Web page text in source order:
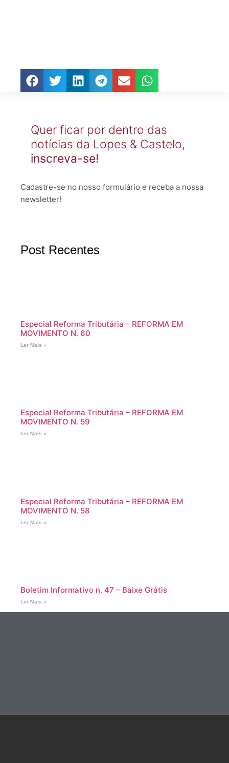
Quer ficar por dentro das
notícias da Lopes & Castelo,
inscreva-se!
Cadastre-se no nosso formulário e receba a nossa
newsletter!
Post Recentes
Especial Reforma Tributária – REFORMA EM
MOVIMENTO N. 60
Ler Mais »
Especial Reforma Tributária – REFORMA EM
MOVIMENTO N. 59
Ler Mais »
Especial Reforma Tributária – REFORMA EM
MOVIMENTO N. 58
Ler Mais »
Boletim Informativo n. 47 – Baixe Grátis
Ler Mais »